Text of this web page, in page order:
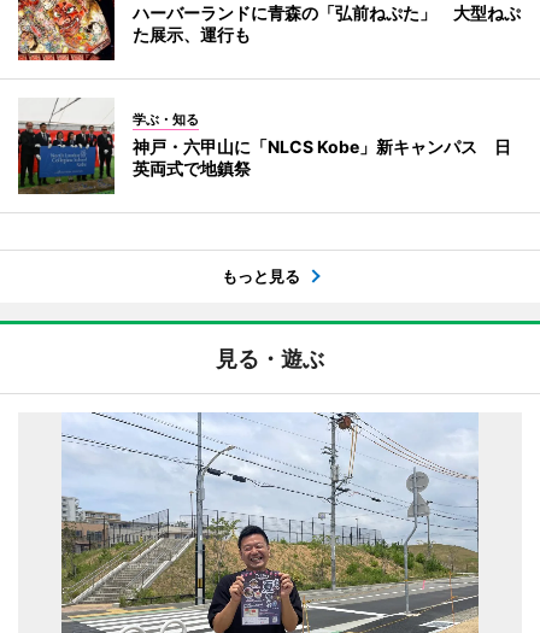
ハーバーランドに青森の「弘前ねぷた」 大型ねぷ
た展示、運行も
学ぶ・知る
神戸・六甲山に「NLCS Kobe」新キャンパス 日
英両式で地鎮祭
もっと見る
見る・遊ぶ